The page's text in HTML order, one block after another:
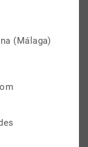
(Málaga)